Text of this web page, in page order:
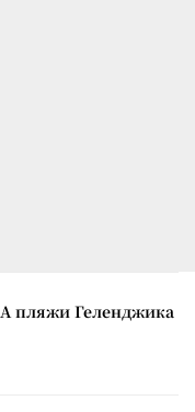
пляжи Геленджика